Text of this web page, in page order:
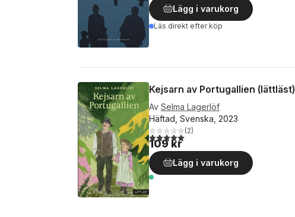
Lägg i varukorg
Läs direkt efter köp
Kejsarn av Portugallien (lättläst)
Av Selma Lagerlöf
Häftad, Svenska, 2023
5,0utav 5 stjärnor. Totalt antal röster:
(2)
109 kr
Lägg i varukorg